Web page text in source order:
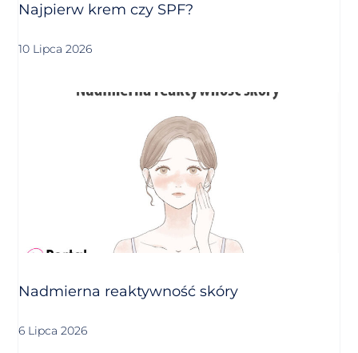
Najpierw krem czy SPF?
10 Lipca 2026
Nadmierna reaktywność skóry
6 Lipca 2026